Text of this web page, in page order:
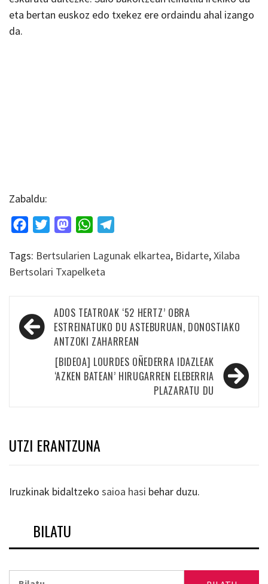
eta bertan euskoz edo txekez ere ordaindu ahal izango
da.
Zabaldu:
FacebookTwitterMastodonWhatsApp
Tags: Bertsularien Lagunak elkartea, Bidarte,Xilaba
Bertsolari Txapelketa
Bidalketetan
zehar
nabigatu
ADOS TEATROAK ‘52 HERTZ’ OBRA
ESTREINATUKO DU ASTEBURUAN, DONOSTIAKO
ANTZOKI ZAHARREAN
[BIDEOA] LOURDES OÑEDERRA IDAZLEAK
‘AZKEN BATEAN’ HIRUGARREN ELEBERRIA
PLAZARATU DU
UTZI ERANTZUNA
Iruzkinak bidaltzeko saioa hasi behar duzu.
BILATU